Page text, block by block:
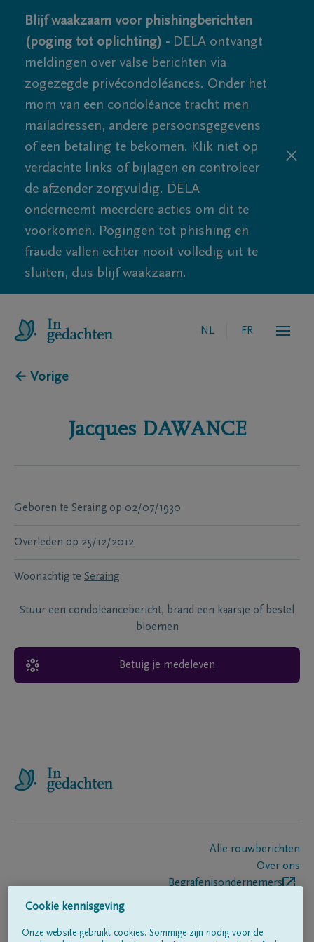
Blijf waakzaam voor phishingberichten
(poging tot oplichting) - DELA ontvangt
meldingen over valse berichten via
zogezegde privécondoléances. Onder het
mom van een condoléance tracht men
mailadressen, andere persoonsgegevens
of een betaling te bekomen. Klik niet op
verdachte links of bijlagen en controleer
de afzender zorgvuldig. DELA
onderneemt meerdere acties om dit te
voorkomen. Pogingen tot phishing en
fraude vallen echter nooit volledig uit te
sluiten, dus blijf waakzaam.
NL FR
← Vorige
Jacques DAWANCE
Geboren te Seraing op 02/07/1930
Overleden op 25/12/2012
Woonachtig te Seraing
Stuur een condoléancebericht, brand een kaarsje of bestel
bloemen
Betuig je medeleven
Alle rouwberichten
Over ons
Begrafenisondernemers
Cookie kennisgeving
Onze website gebruikt cookies. Sommige zijn nodig voor de